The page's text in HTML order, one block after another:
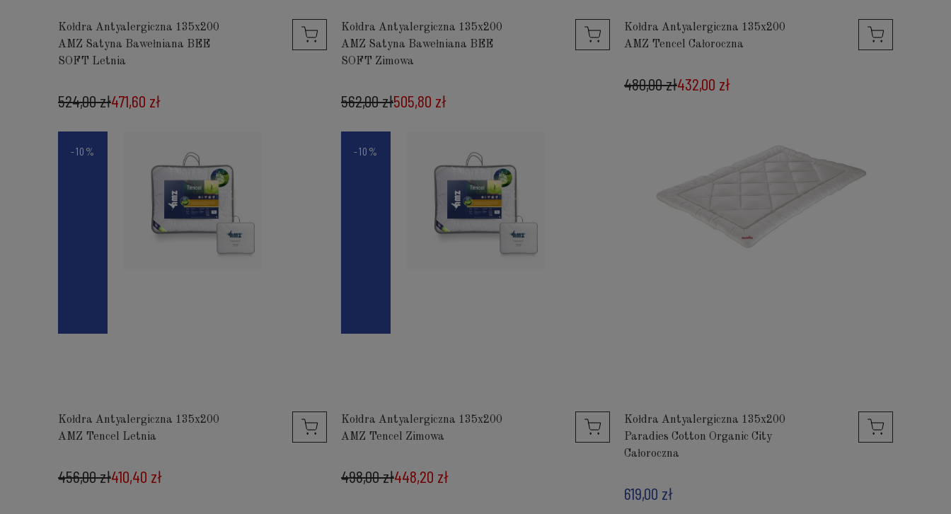
Kołdra Antyalergiczna 135x200
AMZ Satyna Bawełniana BEE
SOFT Letnia
471,60 zł
524,00 zł
Kołdra Antyalergiczna 135x200
AMZ Satyna Bawełniana BEE
SOFT Zimowa
505,80 zł
562,00 zł
Kołdra Antyalergiczna 135x200
AMZ Tencel Całoroczna
432,00 zł
480,00 zł
-10%
Kołdra Antyalergiczna 135x200
AMZ Tencel Letnia
410,40 zł
456,00 zł
-10%
Kołdra Antyalergiczna 135x200
AMZ Tencel Zimowa
448,20 zł
498,00 zł
Kołdra Antyalergiczna 135x200
Paradies Cotton Organic City
Całoroczna
619,00 zł